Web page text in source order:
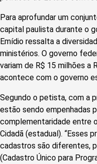
Para aprofundar um
capital paulista durante o
Emídio ressalta a
ministérios. O governo
variam de R$ 15 milhões a
acontece com o governo
Segundo o petista, com a
estão sendo empenhadas
complementaridade entre
Cidadã (estadual). “Esses
cadastros são diferentes,
(Cadastro Único para